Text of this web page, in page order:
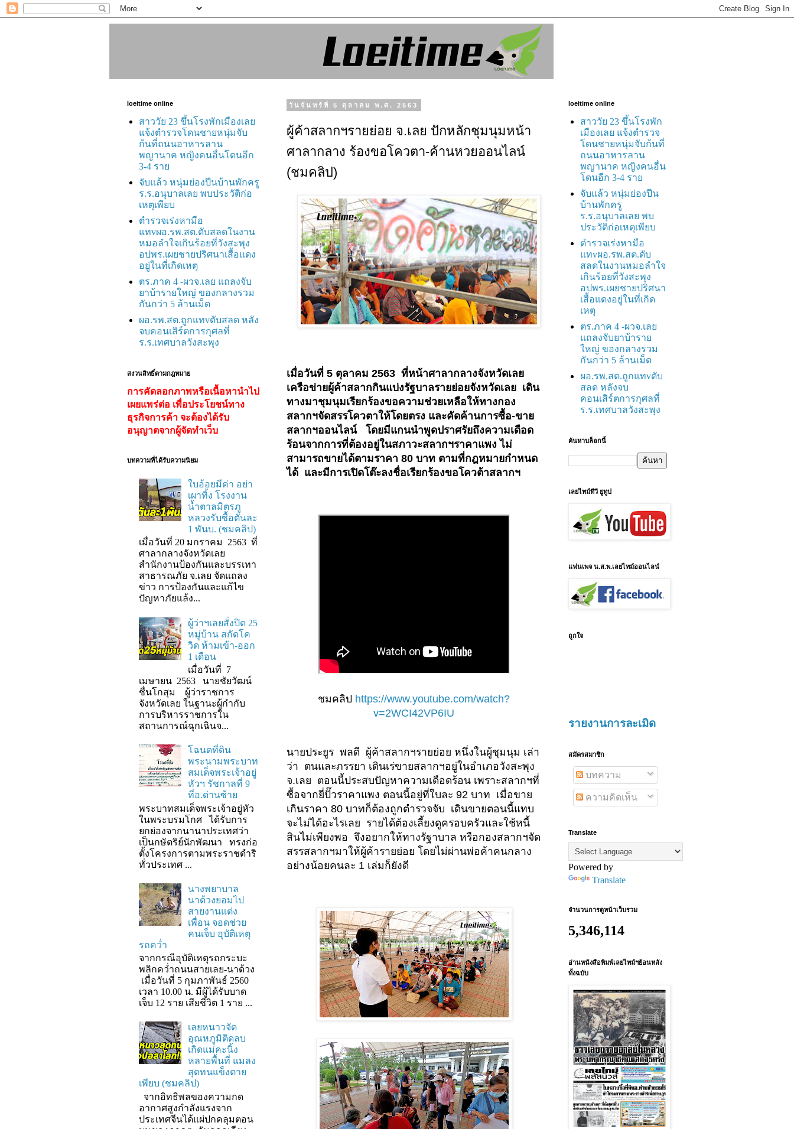
วันจันทร์ที่ 5 ตุลาคม พ.ศ. 2563
ผู้ค้าสลากฯรายย่อย จ.เลย ปักหลักชุมนุมหน้า
ศาลากลาง ร้องขอโควตา-ค้านหวยออนไลน์
(ชมคลิป)
เมื่อวันที่ 5 ตุลาคม 2563 ที่หน้าศาลากลางจังหวัดเลย
เครือข่ายผู้ค้าสลากกินแบ่งรัฐบาลรายย่อยจังหวัดเลย เดิน
ทางมาชุมนุมเรียกร้องขอความช่วยเหลือให้ทางกอง
สลากฯจัดสรรโควตาให้โดยตรง และคัดค้านการซื้อ-ขาย
สลากฯออนไลน์ โดยมีแกนนำพูดปราศรัยถึงความเดือด
ร้อนจากการที่ต้องอยู่ในสภาวะสลากฯราคาแพง ไม่
สามารถขายได้ตามราคา 80 บาท ตามที่กฎหมายกำหนด
ได้ และมีการเปิดโต๊ะลงชื่อเรียกร้องขอโควต้าสลากฯ
ชมคลิป https://www.youtube.com/watch?
v=2WCI42VP6IU
นายประยูร พลดี ผู้ค้าสลากฯรายย่อย หนึ่งในผู้ชุมนุม เล่า
ว่า ตนและภรรยา เดินเร่ขายสลากฯอยู่ในอำเภอวังสะพุง
จ.เลย ตอนนี้ประสบปัญหาความเดือดร้อน เพราะสลากฯที่
ซื้อจากยี่ปั๊วราคาแพง ตอนนี้อยู่ที่ใบละ 92 บาท เมื่อขาย
เกินราคา 80 บาทก็ต้องถูกตำรวจจับ เดินขายตอนนี้แทบ
จะไม่ได้อะไรเลย รายได้ต้องเลี้ยงดูครอบครัวและใช้หนี้
สินไม่เพียงพอ จึงอยากให้ทางรัฐาบาล หรือกองสลากฯจัด
สรรสลากฯมาให้ผู้ค้ารายย่อย โดยไม่ผ่านพ่อค้าคนกลาง
อย่างน้อยคนละ 1 เล่มก็ยังดี
loeitime online
สาววัย 23 ขึ้นโรงพักเมืองเลย
แจ้งตำรวจโดนชายหนุ่มจับ
ก้นที่ถนนอาหารลาน
พญานาค หญิงคนอื่นโดนอีก
3-4 ราย
จับแล้ว หนุ่มย่องปีนบ้านพักครู
ร.ร.อนุบาลเลย พบประวัติก่อ
เหตุเพียบ
ตำรวจเร่งหามือ
แทvผอ.รพ.สต.ดับสลดในงาน
หมอลำใจเกินร้อยที่วังสะพุง
อปพร.เผยชายปริศนาเสื้อแดง
อยู่ในที่เกิดเหตุ
ตร.ภาค 4 -ผวจ.เลย แถลงจับ
ยาบ้ารายใหญ่ ของกลางรวม
กันกว่า 5 ล้านเม็ด
ผอ.รพ.สต.ถูกแทvดับสลด หลัง
จบคอนเสิร์ตการกุศลที่
ร.ร.เทศบาลวังสะพุง
สงวนสิทธิ์ตามกฎหมาย
การคัดลอกภาพหรือเนื้อหานำไป
เผยแพร่ต่อ เพื่อประโยชน์ทาง
ธุรกิจการค้า จะต้องได้รับ
อนุญาตจากผู้จัดทำเว็บ
บทความที่ได้รับความนิยม
ใบอ้อยมีค่า อย่า
เผาทิ้ง โรงงาน
น้ำตาลมิตรภู
หลวงรับซื้อตันละ
1 พันบ. (ชมคลิป)
เมื่อวันที่ 20 มกราคม 2563 ที่
ศาลากลางจังหวัดเลย
สำนักงานป้องกันและบรรเทา
สาธารณภัย จ.เลย จัดแถลง
ข่าว การป้องกันและแก้ไข
ปัญหาภัยแล้ง...
ผู้ว่าฯเลยสั่งปิด 25
หมู่บ้าน สกัดโค
วิด ห้ามเข้า-ออก
1 เดือน
เมื่อวันที่ 7
เมษายน 2563 นายชัยวัฒน์
ชื่นโกสุม ผู้ว่าราชการ
จังหวัดเลย ในฐานะผู้กํากับ
การบริหารราชการใน
สถานการณ์ฉุกเฉินจ...
โฉนดที่ดิน
พระนามพระบาท
สมเด็จพระเจ้าอยู่
หัวฯ รัชกาลที่ 9
ที่อ.ด่านซ้าย
พระบาทสมเด็จพระเจ้าอยู่หัว
ในพระบรมโกศ ได้รับการ
ยกย่องจากนานาประเทศว่า
เป็นกษัตริย์นักพัฒนา ทรงก่อ
ตั้งโครงการตามพระราชดำริ
ทั่วประเทศ ...
นางพยาบาล
นาด้วงยอมไป
สายงานแต่ง
เพื่อน จอดช่วย
คนเจ็บ อุบัติเหตุ
รถคว่ำ
จากกรณีอุบัติเหตุรถกระบะ
พลิกคว่ำถนนสายเลย-นาด้วง
เมื่อวันที่ 5 กุมภาพันธ์ 2560
เวลา 10.00 น. มีผู้ได้รับบาด
เจ็บ 12 ราย เสียชีวิต 1 ราย ...
เลยหนาวจัด
อุณหภูมิติดลบ
เกิดแม่คะนิ้ง
หลายพื้นที่ แมลง
สุดทนแข็งตาย
เพียบ (ชมคลิป)
จากอิทธิพลของความกด
อากาศสูงกำลังแรงจาก
ประเทศจีนได้แผ่ปกคลุมตอน
loeitime online
สาววัย 23 ขึ้นโรงพัก
เมืองเลย แจ้งตำรวจ
โดนชายหนุ่มจับก้นที่
ถนนอาหารลาน
พญานาค หญิงคนอื่น
โดนอีก 3-4 ราย
จับแล้ว หนุ่มย่องปีน
บ้านพักครู
ร.ร.อนุบาลเลย พบ
ประวัติก่อเหตุเพียบ
ตำรวจเร่งหามือ
แทvผอ.รพ.สต.ดับ
สลดในงานหมอลำใจ
เกินร้อยที่วังสะพุง
อปพร.เผยชายปริศนา
เสื้อแดงอยู่ในที่เกิด
เหตุ
ตร.ภาค 4 -ผวจ.เลย
แถลงจับยาบ้าราย
ใหญ่ ของกลางรวม
กันกว่า 5 ล้านเม็ด
ผอ.รพ.สต.ถูกแทvดับ
สลด หลังจบ
คอนเสิร์ตการกุศลที่
ร.ร.เทศบาลวังสะพุง
ค้นหาบล็อกนี้
เลยไทม์ทีวี ยูทูป
แฟนเพจ น.ส.พ.เลยไทม์ออนไลน์
ถูกใจ
รายงานการละเมิด
สมัครสมาชิก
บทความ
ความคิดเห็น
Translate
Powered by
Translate
จำนวนการดูหน้าเว็บรวม
5,346,114
อ่านหนังสือพิมพ์เลยไทม์ฯย้อนหลัง
ทั้งฉบับ